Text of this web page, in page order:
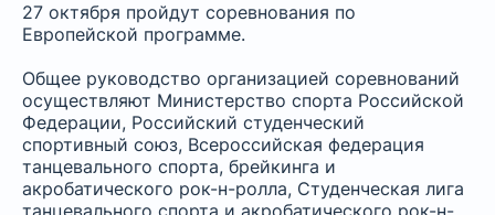
27 октября пройдут соревнования по
Европейской программе.
Общее руководство организацией соревнований
осуществляют Министерство спорта Российской
Федерации, Российский студенческий
спортивный союз, Всероссийская федерация
танцевального спорта, брейкинга и
акробатического рок-н-ролла, Студенческая лига